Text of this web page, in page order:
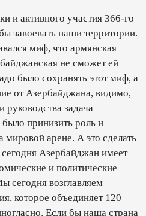
и активного участия 366-го
завоевать наши территории.
миф, что армянская
не сможет ей
было сохранять этот миф, а
от Азербайджана, видимо,
руководства задача
принизить роль и
мировой арене. А это сделать
Азербайджан имеет
и политические
сегодня возглавляем
которое объединяет 120
Если бы наша страна